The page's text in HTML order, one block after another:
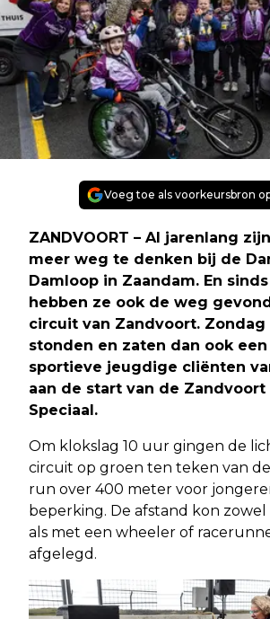
Voeg toe als voorkeursbron
ZANDVOORT – Al jarenlang
meer weg te denken bij de
Damloop in Zaandam. En
hebben ze ook de weg
circuit van Zandvoort. Zondag
stonden en zaten dan ook een
sportieve jeugdige cliënten
aan de start van de Zandvoort
Speciaal.
Om klokslag 10 uur gingen de
circuit op groen ten teken van
run over 400 meter voor
beperking. De afstand kon
als met een wheeler of
afgelegd.